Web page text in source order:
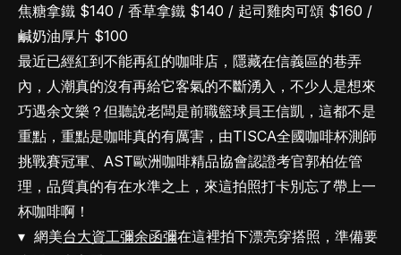
焦糖拿鐵 $140 / 香草拿鐵 $140 / 起司雞肉可頌 $160 /
鹹奶油厚片 $100
最近已經紅到不能再紅的咖啡店，隱藏在信義區的巷弄
內，人潮真的沒有再給它客氣的不斷湧入，不少人是想來
巧遇余文樂？但聽說老闆是前職籃球員王信凱，這都不是
重點，重點是咖啡真的有厲害，由TISCA全國咖啡杯測師
挑戰賽冠軍、AST歐洲咖啡精品協會認證考官郭柏佐管
理，品質真的有在水準之上，來這拍照打卡別忘了帶上一
杯咖啡啊！
▾ 網美台大資工彌余函彌在這裡拍下漂亮穿搭照，準備要